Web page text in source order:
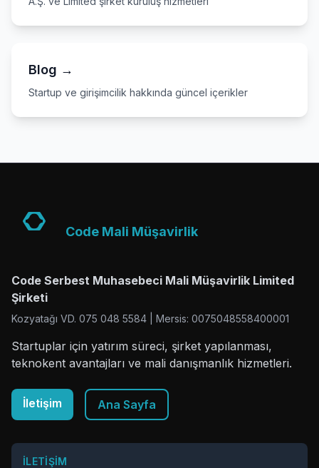
Blog →
Startup ve girişimcilik hakkında güncel içerikler
Code Mali Müşavirlik
Code Serbest Muhasebeci Mali Müşavirlik Limited
Şirketi
Kozyatağı VD. 075 048 5584 | Mersis: 0075048558400001
Startuplar için yatırım süreci, şirket yapılanması,
teknokent avantajları ve mali danışmanlık hizmetleri.
İletişim Ana Sayfa
İLETIŞIM